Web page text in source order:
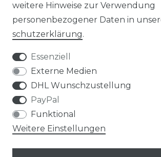
Impressum
Widerrufs­recht
weitere Hinweise zur Verwendung
personenbezogener Daten in
schutz­erklärung.
Essenziell
Externe Medien
DHL Wunschzustellung
PayPal
Funktional
Weitere Einstellungen